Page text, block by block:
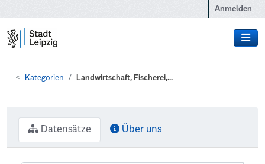
Anmelden
Kategorien Landwirtschaft, Fischerei,...
Datensätze Über uns